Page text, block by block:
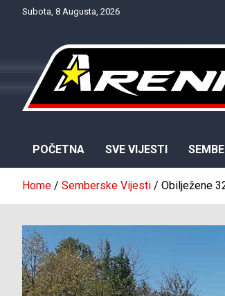
Subota, 8 Augusta, 2026
POČETNA SVE VIJESTI
Home Semberske Vijesti Obilježene